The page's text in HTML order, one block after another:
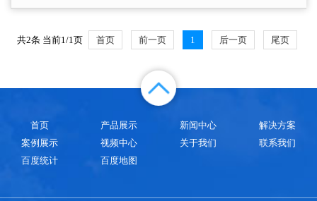
共2条 当前1/1页 首页 前一页 1 后一页 尾页
首页 产品展示 新闻中心
解决方案
案例展示
视频中心 关于我们
联系我们
百度统计
百度地图